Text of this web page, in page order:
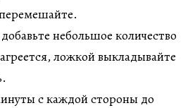
небольшое количество
ложкой выкладывайте
с каждой стороны до